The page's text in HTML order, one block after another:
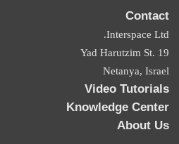
Contact
Interspace Ltd.
19 Yad Harutzim St.
Netanya, Israel
Video Tutorials
Knowledge Center
About Us